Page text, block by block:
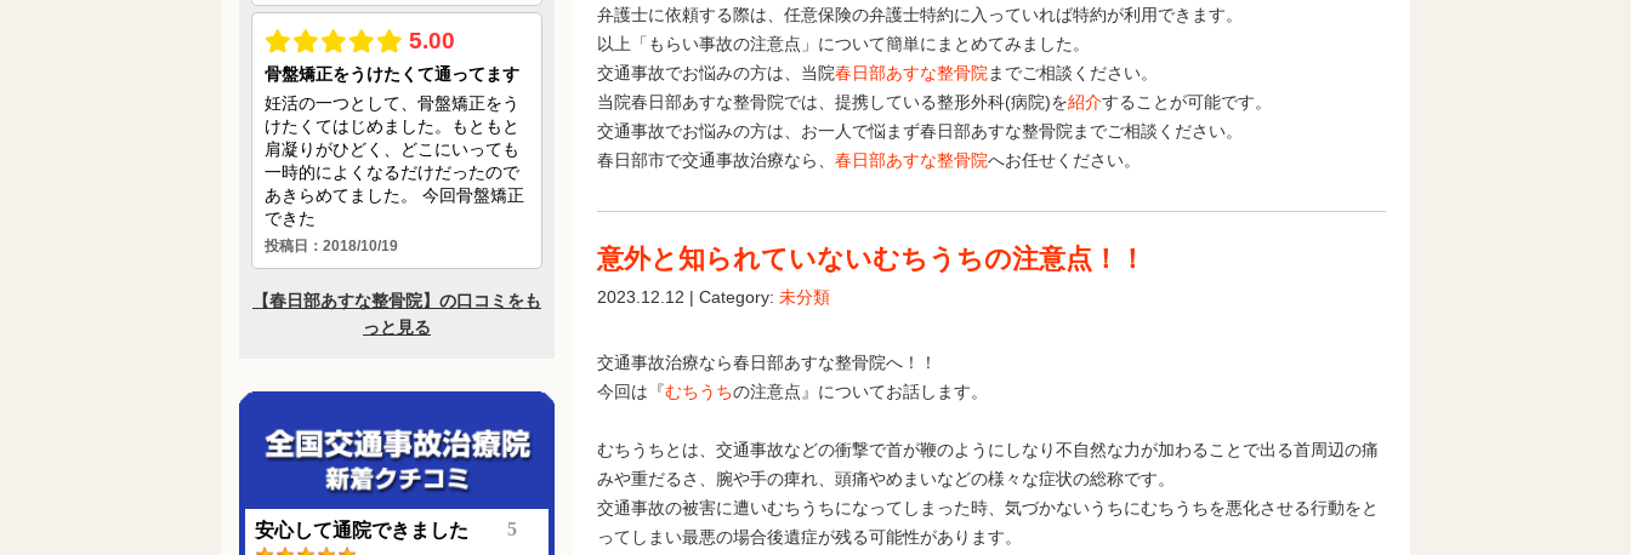
弁護士に依頼する際は、任意保険の弁護士特約に入っていれば特約が利用できます。
以上「もらい事故の注意点」について簡単にまとめてみました。
交通事故でお悩みの方は、当院春日部あすな整骨院までご相談ください。
当院春日部あすな整骨院では、提携している整形外科(病院)を紹介することが可能です。
交通事故でお悩みの方は、お一人で悩まず春日部あすな整骨院までご相談ください。
春日部市で交通事故治療なら、 春日部あすな整骨院へお任せください。
意外と知られていないむちうちの注意点！！
2023.12.12 | Category: 未分類
交通事故治療なら春日部あすな整骨院へ！！
今回は『むちうちの注意点』についてお話します。
むちうちとは、交通事故などの衝撃で首が鞭のようにしなり不自然な力が加わることで出る首周辺の痛
みや重だるさ、腕や手の痺れ、頭痛やめまいなどの様々な症状の総称です。
交通事故の被害に遭いむちうちになってしまった時、気づかないうちにむちうちを悪化させる行動をと
ってしまい最悪の場合後遺症が残る可能性があります。